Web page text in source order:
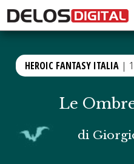
HEROIC FANTASY ITALIA |
Le
di